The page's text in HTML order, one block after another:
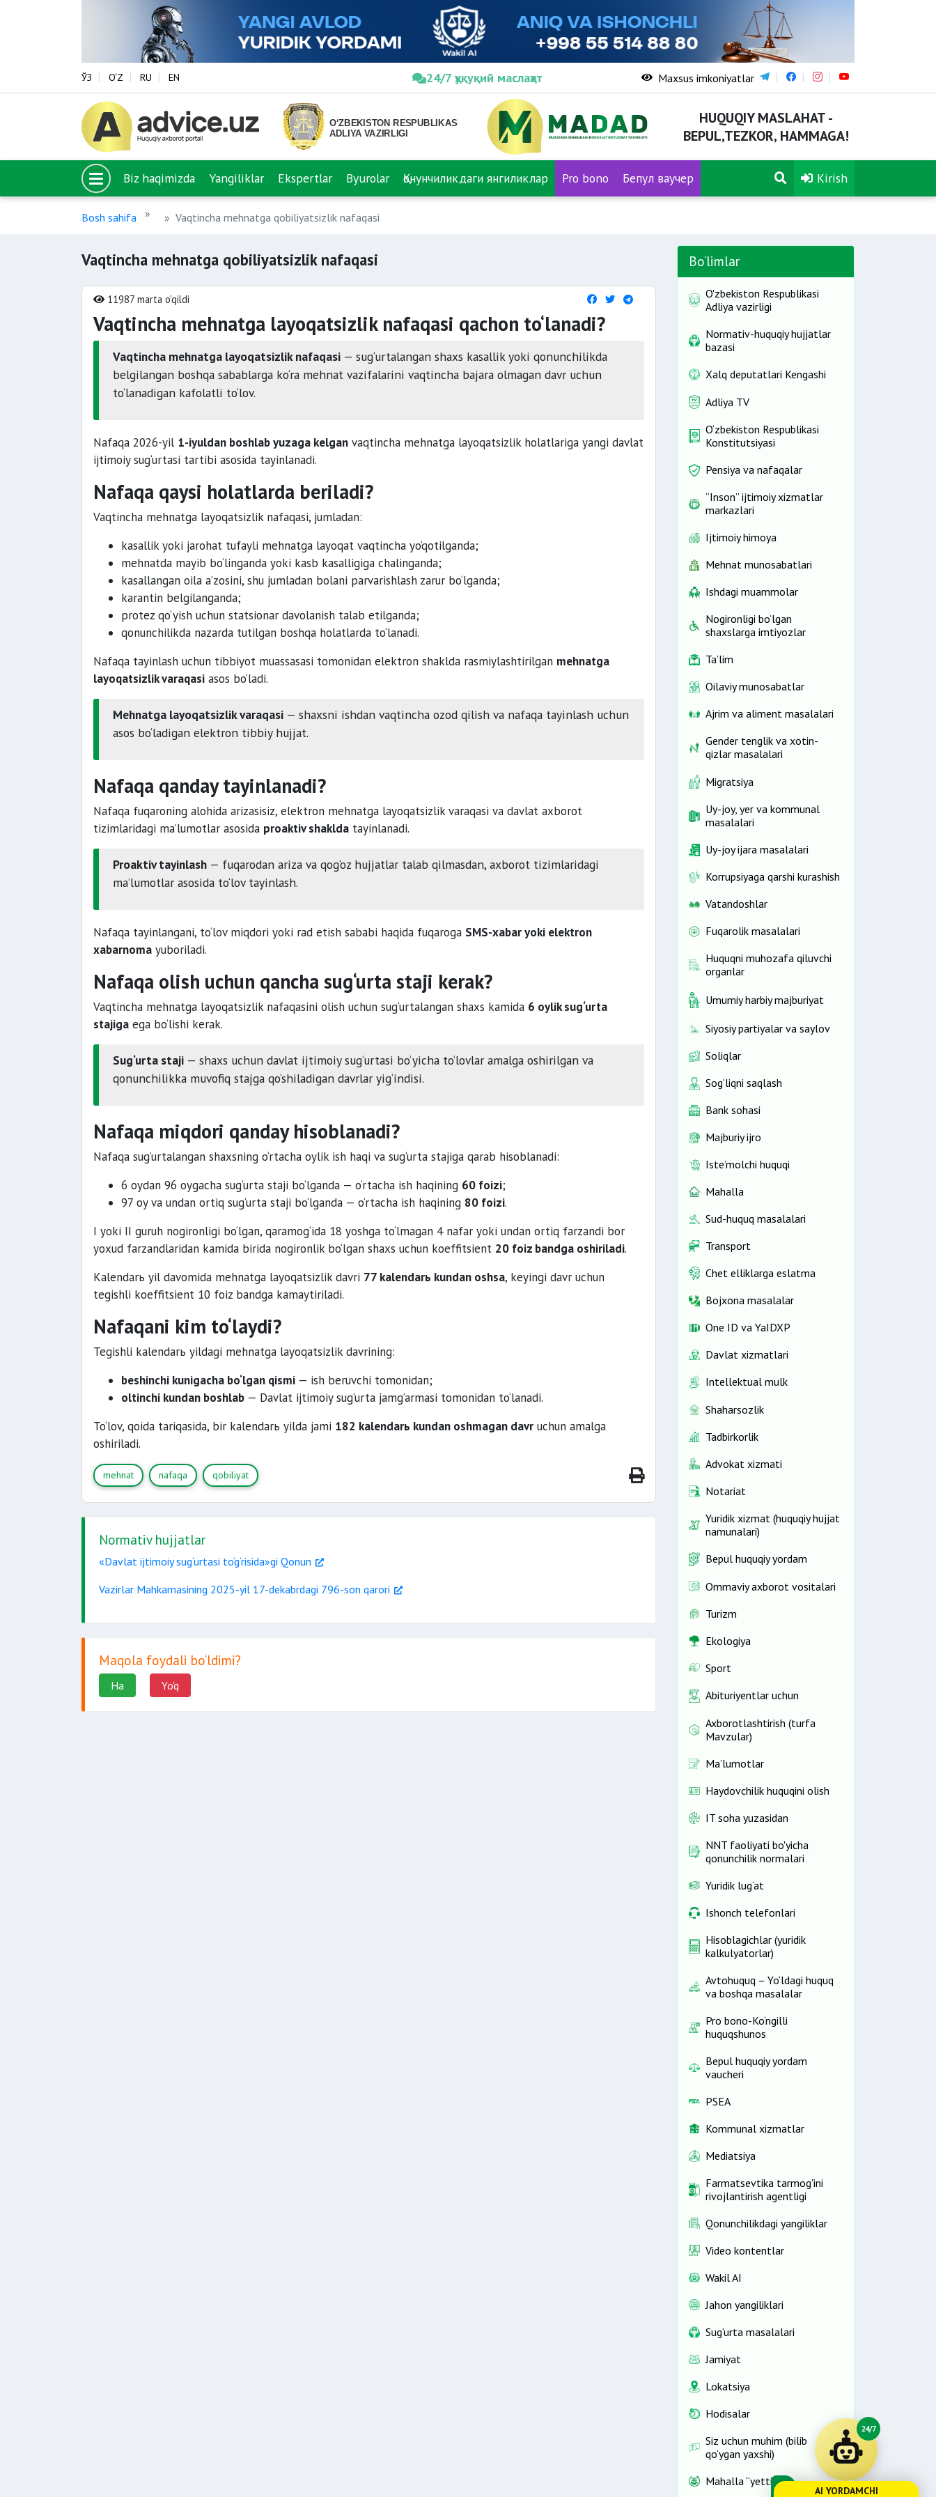
ЎЗ O‘Z RU EN 24/7 ҳуқуқий маслаҳат Maxsus imkoniyatlar
HUQUQIY MASLAHAT -
BEPUL,TEZKOR, HAMMAGA!
Biz haqimizda Yangiliklar Ekspertlar Byurolar Қонунчиликдаги янгиликлар Pro bono Бепул ваучер Kirish
Bosh sahifa Vaqtincha mehnatga qobiliyatsizlik nafaqasi
Vaqtincha mehnatga qobiliyatsizlik nafaqasi
11987 marta o'qildi
Vaqtincha mehnatga layoqatsizlik nafaqasi qachon to‘lanadi?
Vaqtincha mehnatga layoqatsizlik nafaqasi — sug‘urtalangan shaxs kasallik yoki qonunchilikda
belgilangan boshqa sabablarga ko‘ra mehnat vazifalarini vaqtincha bajara olmagan davr uchun
to‘lanadigan kafolatli to‘lov.
Nafaqa 2026-yil 1-iyuldan boshlab yuzaga kelgan vaqtincha mehnatga layoqatsizlik holatlariga yangi davlat
ijtimoiy sug‘urtasi tartibi asosida tayinlanadi.
Nafaqa qaysi holatlarda beriladi?
Vaqtincha mehnatga layoqatsizlik nafaqasi, jumladan:
kasallik yoki jarohat tufayli mehnatga layoqat vaqtincha yo‘qotilganda;
mehnatda mayib bo‘linganda yoki kasb kasalligiga chalinganda;
kasallangan oila a’zosini, shu jumladan bolani parvarishlash zarur bo‘lganda;
karantin belgilanganda;
protez qo‘yish uchun statsionar davolanish talab etilganda;
qonunchilikda nazarda tutilgan boshqa holatlarda to‘lanadi.
Nafaqa tayinlash uchun tibbiyot muassasasi tomonidan elektron shaklda rasmiylashtirilgan mehnatga
layoqatsizlik varaqasi asos bo‘ladi.
Mehnatga layoqatsizlik varaqasi — shaxsni ishdan vaqtincha ozod qilish va nafaqa tayinlash uchun
asos bo‘ladigan elektron tibbiy hujjat.
Nafaqa qanday tayinlanadi?
Nafaqa fuqaroning alohida arizasisiz, elektron mehnatga layoqatsizlik varaqasi va davlat axborot
tizimlaridagi ma’lumotlar asosida proaktiv shaklda tayinlanadi.
Proaktiv tayinlash — fuqarodan ariza va qog‘oz hujjatlar talab qilmasdan, axborot tizimlaridagi
ma’lumotlar asosida to‘lov tayinlash.
Nafaqa tayinlangani, to‘lov miqdori yoki rad etish sababi haqida fuqaroga SMS-xabar yoki elektron
xabarnoma yuboriladi.
Nafaqa olish uchun qancha sug‘urta staji kerak?
Vaqtincha mehnatga layoqatsizlik nafaqasini olish uchun sug‘urtalangan shaxs kamida 6 oylik sug‘urta
stajiga ega bo‘lishi kerak.
Sug‘urta staji — shaxs uchun davlat ijtimoiy sug‘urtasi bo‘yicha to‘lovlar amalga oshirilgan va
qonunchilikka muvofiq stajga qo‘shiladigan davrlar yig‘indisi.
Nafaqa miqdori qanday hisoblanadi?
Nafaqa sug‘urtalangan shaxsning o‘rtacha oylik ish haqi va sug‘urta stajiga qarab hisoblanadi:
6 oydan 96 oygacha sug‘urta staji bo‘lganda — o‘rtacha ish haqining 60 foizi;
97 oy va undan ortiq sug‘urta staji bo‘lganda — o‘rtacha ish haqining 80 foizi.
I yoki II guruh nogironligi bo‘lgan, qaramog‘ida 18 yoshga to‘lmagan 4 nafar yoki undan ortiq farzandi bor
yoxud farzandlaridan kamida birida nogironlik bo‘lgan shaxs uchun koeffitsient 20 foiz bandga oshiriladi.
Kalendarь yil davomida mehnatga layoqatsizlik davri 77 kalendarь kundan oshsa, keyingi davr uchun
tegishli koeffitsient 10 foiz bandga kamaytiriladi.
Nafaqani kim to‘laydi?
Tegishli kalendarь yildagi mehnatga layoqatsizlik davrining:
beshinchi kunigacha bo‘lgan qismi — ish beruvchi tomonidan;
oltinchi kundan boshlab — Davlat ijtimoiy sug‘urta jamg‘armasi tomonidan to‘lanadi.
To‘lov, qoida tariqasida, bir kalendarь yilda jami 182 kalendarь kundan oshmagan davr uchun amalga
oshiriladi.
mehnat nafaqa qobiliyat
Normativ hujjatlar
«Davlat ijtimoiy sug‘urtasi to‘g‘risida»gi Qonun
Vazirlar Mahkamasining 2025-yil 17-dekabrdagi 796-son qarori
Maqola foydali bo‘ldimi?
Ha Yo'q
Bo‘limlar
O'zbekiston Respublikasi
Adliya vazirligi
Normativ-huquqiy hujjatlar
bazasi
Xalq deputatlari Kengashi
Adliya TV
O‘zbekiston Respublikasi
Konstitutsiyasi
Pensiya va nafaqalar
“Inson” ijtimoiy xizmatlar
markazlari
Ijtimoiy himoya
Mehnat munosabatlari
Ishdagi muammolar
Nogironligi bo‘lgan
shaxslarga imtiyozlar
Ta’lim
Oilaviy munosabatlar
Ajrim va aliment masalalari
Gender tenglik va xotin-
qizlar masalalari
Migratsiya
Uy-joy, yer va kommunal
masalalari
Uy-joy ijara masalalari
Korrupsiyaga qarshi kurashish
Vatandoshlar
Fuqarolik masalalari
Huquqni muhozafa qiluvchi
organlar
Umumiy harbiy majburiyat
Siyosiy partiyalar va saylov
Soliqlar
Sog‘liqni saqlash
Bank sohasi
Majburiy ijro
Iste’molchi huquqi
Mahalla
Sud-huquq masalalari
Transport
Chet elliklarga eslatma
Bojxona masalalar
One ID vа YaIDXP
Davlat xizmatlari
Intellektual mulk
Shaharsozlik
Tadbirkorlik
Advokat xizmati
Notariat
Yuridik xizmat (huquqiy hujjat
namunalari)
Bepul huquqiy yordam
Ommaviy axborot vositalari
Turizm
Ekologiya
Sport
Abituriyentlar uchun
Axborotlashtirish (turfa
Mavzular)
Ma’lumotlar
Haydovchilik huquqini olish
IT soha yuzasidan
NNT faoliyati bo'yicha
qonunchilik normalari
Yuridik lug‘at
Ishonch telefonlari
Hisoblagichlar (yuridik
kalkulyatorlar)
Avtohuquq – Yo‘ldagi huquq
va boshqa masalalar
Pro bono-Ko‘ngilli
huquqshunos
Bepul huquqiy yordam
vaucheri
PSEA
Kommunal xizmatlar
Mediatsiya
Farmatsevtika tarmog'ini
rivojlantirish agentligi
Qonunchilikdagi yangiliklar
Video kontentlar
Wakil AI
Jahon yangiliklari
Sug‘urta masalalari
Jamiyat
Lokatsiya
Hodisalar
Siz uchun muhim (bilib
qo‘ygan yaxshi)
Mahalla “yettiligi”
24/7
AI YORDAMCHI